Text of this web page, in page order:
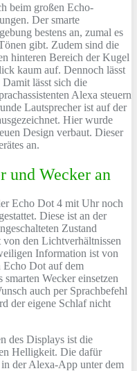
beim großen Echo-
Der smarte
bestens an, zumal es
gibt. Zudem sind die
hinteren Bereich der Kugel
kaum auf. Dennoch lässt
lässt sich die
Alexa steuern
Lautsprecher ist auf der
Hier wurde
Design verbaut. Dieser
an.
und Wecker an
Echo Dot 4 mit Uhr noch
Diese ist an der
Zustand
den Lichtverhältnissen
Information ist von
Echo Dot auf dem
smarten Wecker einsetzen
auch per Sprachbefehl
der eigene Schlaf nicht
des Displays ist die
Helligkeit. Die dafür
der Alexa-App unter dem